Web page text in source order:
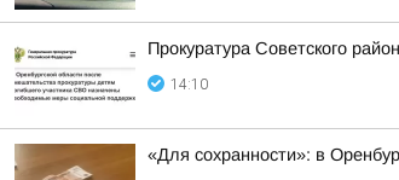
Прокуратура Советского
14:10
«Для сохранности»: в